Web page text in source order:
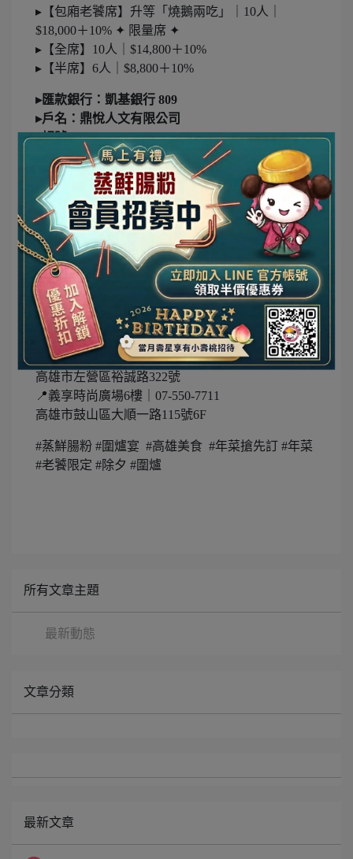
▸【包廂老饕席】升等「燒鵝兩吃」｜10人｜
$18,000＋10% ✦ 限量席 ✦
▸【全席】10人｜$14,800＋10%
▸【半席】6人｜$8,800＋10%
▸匯款銀行：凱基銀行 809
▸戶名：鼎悅人文有限公司
▸帳號：6006-01-0000587-5
匯款完，請來電告知或留言，馬上協助確認！
🔥 溫馨提醒｜席次不多，訂位須全額付款方可保
留。
📌 想圍爐吃獨家餐點，一定要搶頭香！
✨ 用一桌好菜款待最重要的人。今年的團圓宴，精
選主廚獨家菜色，2026一起圍爐團圓，讓幸福上
桌。
分店資訊
📍三民總店｜07-7777-286
高雄市三民區青年路二段529號
📍左營裕誠店｜07-5588-002
高雄市左營區裕誠路322號
📍義享時尚廣場6樓｜07-550-7711
高雄市鼓山區大順一路115號6F
#蒸鮮腸粉 #圍爐宴 #高雄美食 #年菜搶先訂 #年菜
#老饕限定 #除夕 #圍爐
所有文章主題
最新動態
文章分類
最新文章